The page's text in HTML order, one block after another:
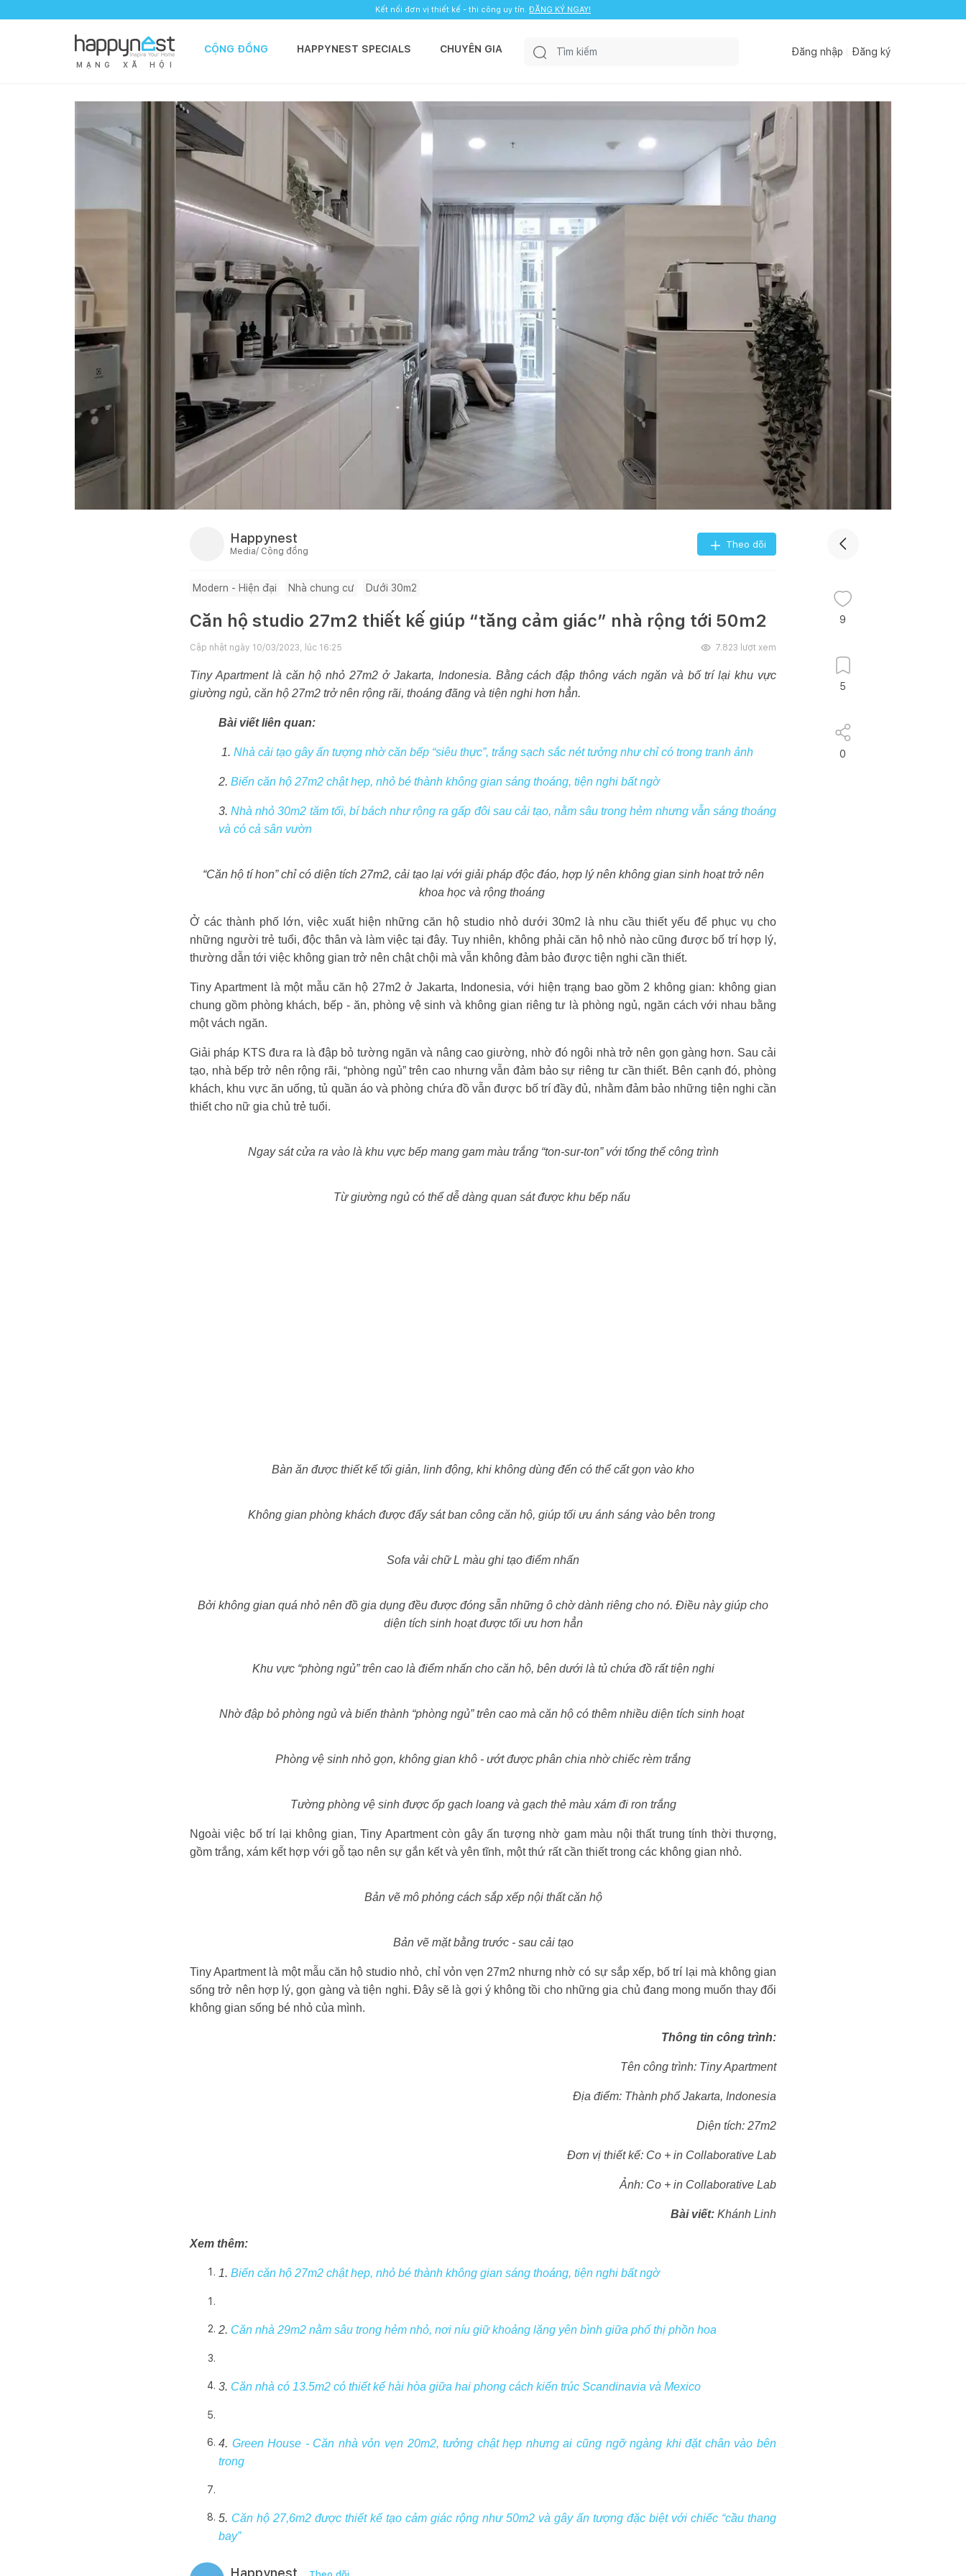
Kết nối đơn vị thiết kế - thi công uy tín. ĐĂNG KÝ NGAY!
M Ạ N G X Ã H Ộ I
CỘNG ĐỒNG HAPPYNEST SPECIALS CHUYÊN GIA Đăng nhập Đăng ký
Happynest
Media/ Cộng đồng
Theo dõi
Modern - Hiện đại Nhà chung cư Dưới 30m2
Căn hộ studio 27m2 thiết kế giúp “tăng cảm giác” nhà rộng tới 50m2
Cập nhật ngày 10/03/2023, lúc 16:25 7.823 lượt xem
Tiny Apartment là căn hộ nhỏ 27m2 ở Jakarta, Indonesia. Bằng cách đập thông vách ngăn và bố trí lại khu vực
giường ngủ, căn hộ 27m2 trở nên rộng rãi, thoáng đãng và tiện nghi hơn hẳn.
Bài viết liên quan:
1. Nhà cải tạo gây ấn tượng nhờ căn bếp “siêu thực”, trắng sạch sắc nét tưởng như chỉ có trong tranh ảnh
2. Biến căn hộ 27m2 chật hẹp, nhỏ bé thành không gian sáng thoáng, tiện nghi bất ngờ
3.Nhà nhỏ 30m2 tăm tối, bí bách như rộng ra gấp đôi sau cải tạo, nằm sâu trong hẻm nhưng vẫn sáng thoáng
và có cả sân vườn
“Căn hộ tí hon” chỉ có diện tích 27m2, cải tạo lại với giải pháp độc đáo, hợp lý nên không gian sinh hoạt trở nên
khoa học và rộng thoáng
Ở các thành phố lớn, việc xuất hiện những căn hộ studio nhỏ dưới 30m2 là nhu cầu thiết yếu để phục vụ cho
những người trẻ tuổi, độc thân và làm việc tại đây. Tuy nhiên, không phải căn hộ nhỏ nào cũng được bố trí hợp lý,
thường dẫn tới việc không gian trở nên chật chội mà vẫn không đảm bảo được tiện nghi cần thiết.
Tiny Apartment là một mẫu căn hộ 27m2 ở Jakarta, Indonesia, với hiện trạng bao gồm 2 không gian: không gian
chung gồm phòng khách, bếp - ăn, phòng vệ sinh và không gian riêng tư là phòng ngủ, ngăn cách với nhau bằng
một vách ngăn.
Giải pháp KTS đưa ra là đập bỏ tường ngăn và nâng cao giường, nhờ đó ngôi nhà trở nên gọn gàng hơn. Sau cải
tạo, nhà bếp trở nên rộng rãi, “phòng ngủ” trên cao nhưng vẫn đảm bảo sự riêng tư cần thiết. Bên cạnh đó, phòng
khách, khu vực ăn uống, tủ quần áo và phòng chứa đồ vẫn được bố trí đầy đủ, nhằm đảm bảo những tiện nghi cần
thiết cho nữ gia chủ trẻ tuổi.
Ngay sát cửa ra vào là khu vực bếp mang gam màu trắng “ton-sur-ton” với tổng thể công trình
Từ giường ngủ có thể dễ dàng quan sát được khu bếp nấu
Bàn ăn được thiết kế tối giản, linh động, khi không dùng đến có thể cất gọn vào kho
Không gian phòng khách được đẩy sát ban công căn hộ, giúp tối ưu ánh sáng vào bên trong
Sofa vải chữ L màu ghi tạo điểm nhấn
Bởi không gian quá nhỏ nên đồ gia dụng đều được đóng sẵn những ô chờ dành riêng cho nó. Điều này giúp cho
diện tích sinh hoạt được tối ưu hơn hẳn
Khu vực “phòng ngủ” trên cao là điểm nhấn cho căn hộ, bên dưới là tủ chứa đồ rất tiện nghi
Nhờ đập bỏ phòng ngủ và biến thành “phòng ngủ” trên cao mà căn hộ có thêm nhiều diện tích sinh hoạt
Phòng vệ sinh nhỏ gọn, không gian khô - ướt được phân chia nhờ chiếc rèm trắng
Tường phòng vệ sinh được ốp gạch loang và gạch thẻ màu xám đi ron trắng
Ngoài việc bố trí lại không gian, Tiny Apartment còn gây ấn tượng nhờ gam màu nội thất trung tính thời thượng,
gồm trắng, xám kết hợp với gỗ tạo nên sự gắn kết và yên tĩnh, một thứ rất cần thiết trong các không gian nhỏ.
Bản vẽ mô phỏng cách sắp xếp nội thất căn hộ
Bản vẽ mặt bằng trước - sau cải tạo
Tiny Apartment là một mẫu căn hộ studio nhỏ, chỉ vỏn vẹn 27m2 nhưng nhờ có sự sắp xếp, bố trí lại mà không gian
sống trở nên hợp lý, gọn gàng và tiện nghi. Đây sẽ là gợi ý không tồi cho những gia chủ đang mong muốn thay đổi
không gian sống bé nhỏ của mình.
Thông tin công trình:
Tên công trình: Tiny Apartment
Địa điểm: Thành phố Jakarta, Indonesia
Diện tích: 27m2
Đơn vị thiết kế: Co + in Collaborative Lab
Ảnh: Co + in Collaborative Lab
Bài viết: Khánh Linh
Xem thêm:
1. Biến căn hộ 27m2 chật hẹp, nhỏ bé thành không gian sáng thoáng, tiện nghi bất ngờ
2. Căn nhà 29m2 nằm sâu trong hẻm nhỏ, nơi níu giữ khoảng lặng yên bình giữa phố thị phồn hoa
3. Căn nhà có 13.5m2 có thiết kế hài hòa giữa hai phong cách kiến trúc Scandinavia và Mexico
4. Green House - Căn nhà vỏn vẹn 20m2, tưởng chật hẹp nhưng ai cũng ngỡ ngàng khi đặt chân vào bên
trong
5. Căn hộ 27,6m2 được thiết kế tạo cảm giác rộng như 50m2 và gây ấn tượng đặc biệt với chiếc “cầu thang
bay”
Happynest
9
5
0